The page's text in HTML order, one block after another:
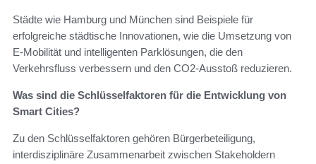
Städte wie Hamburg und München sind Beispiele für
erfolgreiche städtische Innovationen, wie die Umsetzung von
E-Mobilität und intelligenten Parklösungen, die den
Verkehrsfluss verbessern und den CO2-Ausstoß reduzieren.
Was sind die Schlüsselfaktoren für die Entwicklung von
Smart Cities?
Zu den Schlüsselfaktoren gehören Bürgerbeteiligung,
interdisziplinäre Zusammenarbeit zwischen Stakeholdern